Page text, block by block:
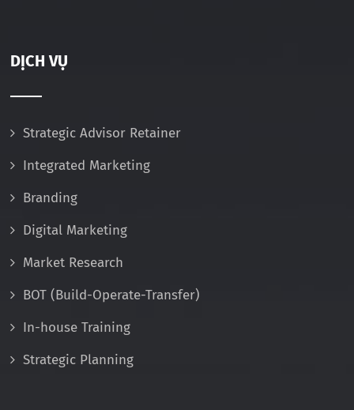
DỊCH VỤ
Strategic Advisor Retainer
Integrated Marketing
Branding
Digital Marketing
Market Research
BOT (Build-Operate-Transfer)
In-house Training
Strategic Planning